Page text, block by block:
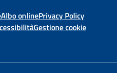
Albo onlinePrivacy Policy
Gestione cookie